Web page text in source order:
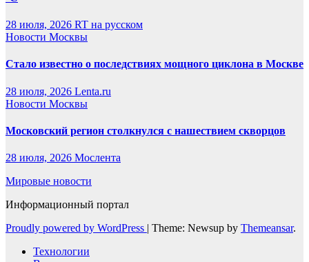
28 июля, 2026 RT на русском
Новости Москвы
Стало известно о последствиях мощного циклона в Москве
28 июля, 2026 Lenta.ru
Новости Москвы
Московский регион столкнулся с нашествием скворцов
28 июля, 2026 Мослента
Мировые новости
Информационный портал
Proudly powered by WordPress | Theme: Newsup by Themeansar.
Технологии